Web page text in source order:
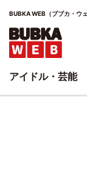
BUBKA WEB（ブブカ・ウ
アイドル・芸能